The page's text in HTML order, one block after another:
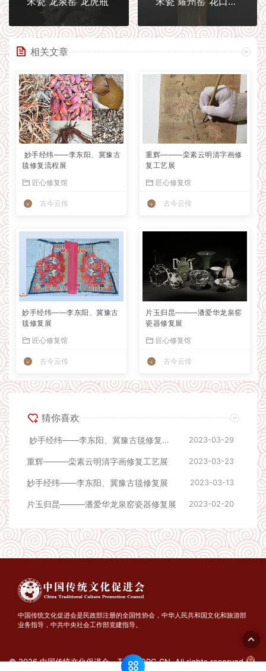
相关文章
妙手经纬——李东阳、冀豫古
毯修复流程展
匠心修复馆
古今云传
重辉———栾素云明清字画修
复工艺展
匠心修复馆
古今云传
妙手经纬——李东阳、冀豫古
毯修复展
匠心修复馆
古今云传
片玉归昆———潘爱华龙泉窑
瓷器修复展
匠心修复馆
古今云传
猜你喜欢
妙手经纬——李东阳、冀豫古毯修复流程展 2023-03-29
重辉———栾素云明清字画修复工艺展 2023-03-23
妙手经纬——李东阳、冀豫古毯修复展 2023-03-13
片玉归昆———潘爱华龙泉窑瓷器修复展 2023-02-20
中国传统文化促进会是民政部注册的全国性协会，中华人民共和国文化和旅游部
业务指导，中共中央社会工作部党建指导。
© 2026 中国传统文化促进会 - TCPC.ORG.CN. All rights reserved